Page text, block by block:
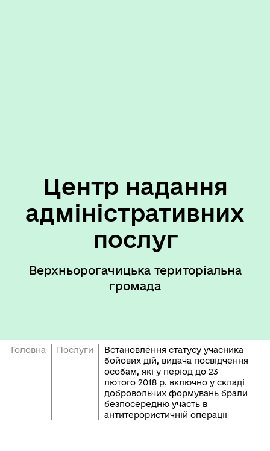
Центр надання
адміністративних
послуг
Верхньорогачицька територіальна
громада
Головна Послуги
Встановлення статусу учасника
бойових дій, видача посвідчення
особам, які у період до 23
лютого 2018 р. включно у складі
добровольчих формувань брали
безпосередню участь в
антитерористичній операції